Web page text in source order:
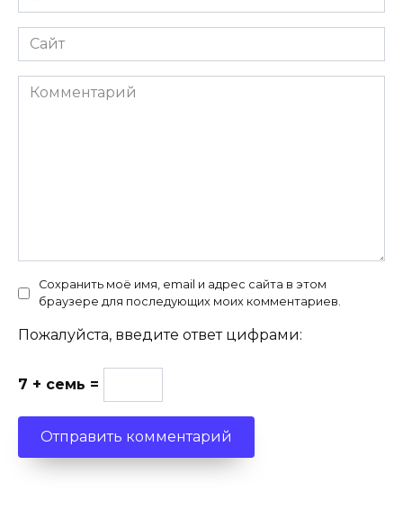
*
Сайт
Комментарий
Сохранить моё имя, email и адрес сайта в этом
браузере для последующих моих комментариев.
Пожалуйста, введите ответ цифрами:
7 + семь =